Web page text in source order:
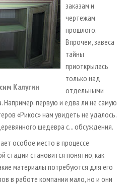
Калугин
заказам и
чертежам
прошлого.
Впрочем, завеса
тайны
приоткрылась
только над
отдельными
Например, первую и едва ли не самую
«Рикос» нам увидеть не удалось.
шедевра с... обсуждения.
особое место в процессе
стадии становится понятно, как
материалы потребуются для его
в работе компании мало, но и они